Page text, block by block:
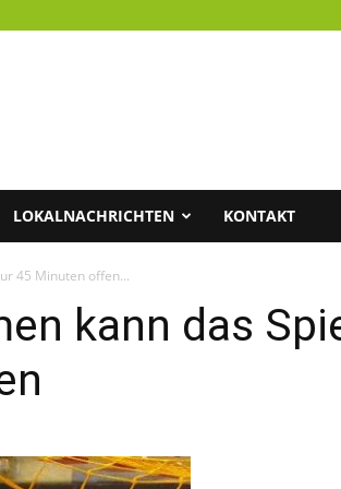
LOKALNACHRICHTEN KONTAKT
45 Minuten offen...
kann das